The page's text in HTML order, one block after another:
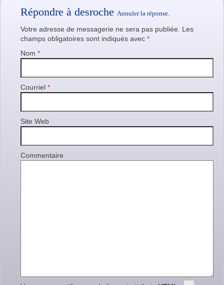
Répondre à desroche Annuler la réponse.
Votre adresse de messagerie ne sera pas publiée. Les
champs obligatoires sont indiqués avec *
Nom *
Courriel *
Site Web
Commentaire